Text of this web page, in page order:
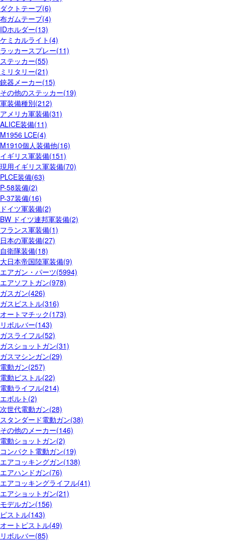
ダクトテープ(6)
布ガムテープ(4)
IDホルダー(13)
ケミカルライト(4)
ラッカースプレー(11)
ステッカー(55)
ミリタリー(21)
銃器メーカー(15)
その他のステッカー(19)
軍装備種別(212)
アメリカ軍装備(31)
ALICE装備(11)
M1956 LCE(4)
M1910個人装備他(16)
イギリス軍装備(151)
現用イギリス軍装備(70)
PLCE装備(63)
P-58装備(2)
P-37装備(16)
ドイツ軍装備(2)
BW ドイツ連邦軍装備(2)
フランス軍装備(1)
日本の軍装備(27)
自衛隊装備(18)
大日本帝国陸軍装備(9)
エアガン・パーツ(5994)
エアソフトガン(978)
ガスガン(426)
ガスピストル(316)
オートマチック(173)
リボルバー(143)
ガスライフル(52)
ガスショットガン(31)
ガスマシンガン(29)
電動ガン(257)
電動ピストル(22)
電動ライフル(214)
エボルト(2)
次世代電動ガン(28)
スタンダード電動ガン(38)
その他のメーカー(146)
電動ショットガン(2)
コンパクト電動ガン(19)
エアコッキングガン(138)
エアハンドガン(76)
エアコッキングライフル(41)
エアショットガン(21)
モデルガン(156)
ピストル(143)
オートピストル(49)
リボルバー(85)